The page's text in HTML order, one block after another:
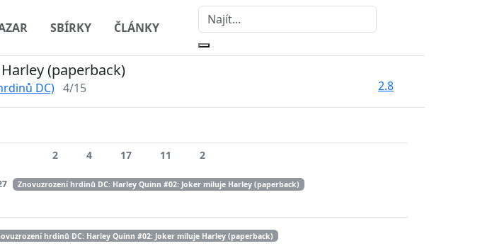
SBÍRKY ČLÁNKY
(paperback)
DC) 4/15 2.8
2
4 17 11 2
Znovuzrození hrdinů DC: Harley Quinn #02: Joker miluje Harley (paperback)
hrdinů DC: Harley Quinn #02: Joker miluje Harley (paperback)